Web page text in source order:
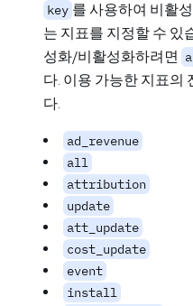
key 를 사용하여 비활
는 지표를 지정할 수 있
성화/비활성화하려면
다. 이용 가능한 지표의
다.
ad_revenue
all
attribution
update
att_update
cost_update
event
install